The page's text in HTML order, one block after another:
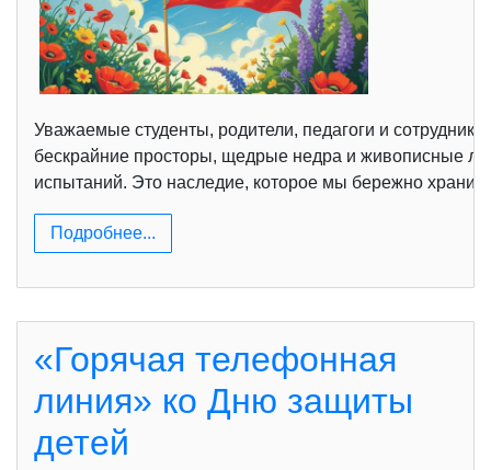
Уважаемые студенты, родители, педагоги и
бескрайние просторы, щедрые недра и живописные
испытаний. Это наследие, которое мы бережно
Подробнее...
«Горячая телефонная
линия» ко Дню защиты
детей